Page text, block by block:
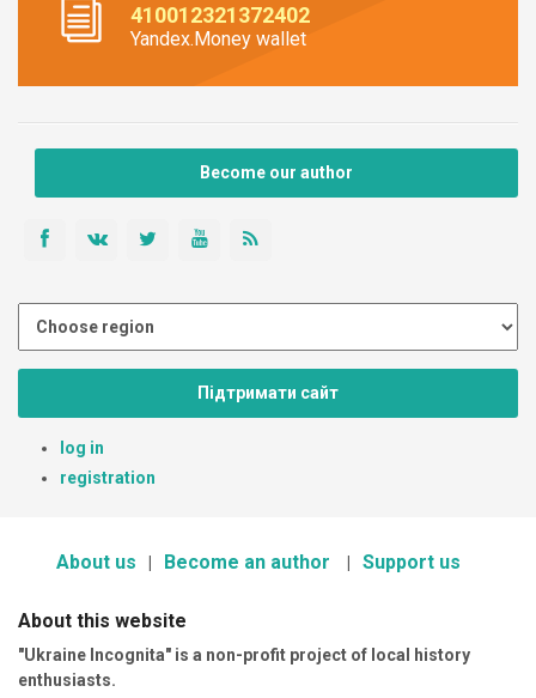
410012321372402
Yandex.Money wallet
Become our author
Підтримати сайт
log in
registration
About us Become an author Support us
About this website
"Ukraine Incognita" is a non-profit project of local history
enthusiasts.